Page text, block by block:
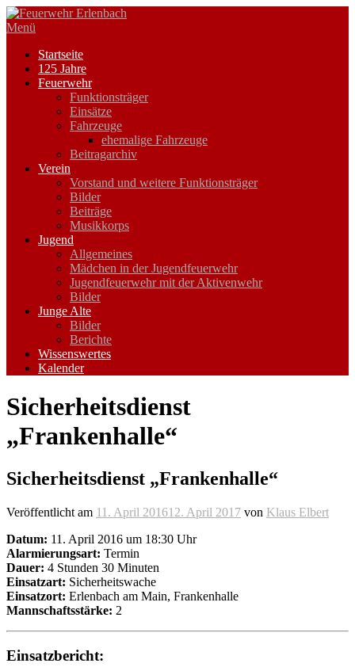
Zum
Inhalt
Menü
Startseite
125 Jahre
Feuerwehr
Funktionsträger
Einsätze
Fahrzeuge
ehemalige Fahrzeuge
Beitragarchiv
Verein
Vorstand und weitere Funktionsträger
Bilder
Beiträge
Musikkorps
Jugend
Allgemeines
Mädchen in der Jugendfeuerwehr
Jugendfeuerwehr mit der Aktivenwehr
Bilder
Junge Alte
Bilder
Berichte
Wissenswertes
Kalender
Sicherheitsdienst
„Frankenhalle“
Sicherheitsdienst „Frankenhalle“
Veröffentlicht am 11. April 201612. April 2017 von Klaus Elbert
Datum: 11. April 2016 um 18:30 Uhr
Alarmierungsart: Termin
Dauer: 4 Stunden 30 Minuten
Einsatzart: Sicherheitswache
Einsatzort: Erlenbach am Main, Frankenhalle
Mannschaftsstärke: 2
Einsatzbericht: